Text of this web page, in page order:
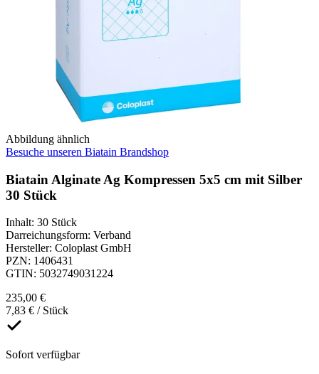
Abbildung ähnlich
Besuche unseren Biatain Brandshop
Biatain Alginate Ag Kompressen 5x5 cm mit Silber
30 Stück
Inhalt: 30 Stück
Darreichungsform: Verband
Hersteller: Coloplast GmbH
PZN: 1406431
GTIN: 5032749031224
235,00 €
7,83 € / Stück
Sofort verfügbar